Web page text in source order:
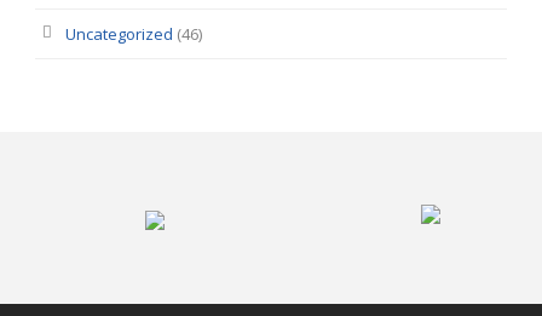
Uncategorized (46)